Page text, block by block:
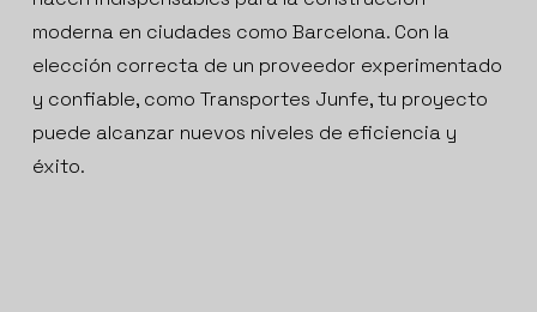
moderna en ciudades como Barcelona. Con la
elección correcta de un proveedor experimentado
y confiable, como Transportes Junfe, tu proyecto
puede alcanzar nuevos niveles de eficiencia y
éxito.